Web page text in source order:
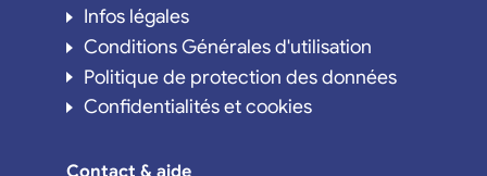
Infos légales
Conditions Générales d'utilisation
Politique de protection des données
Confidentialités et cookies
Contact & aide